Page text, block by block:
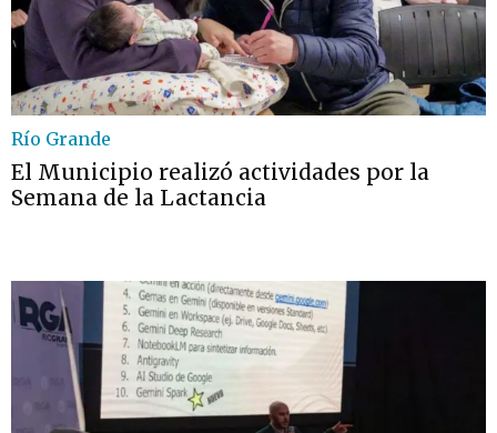
Río Grande
El Municipio realizó actividades por la
Semana de la Lactancia